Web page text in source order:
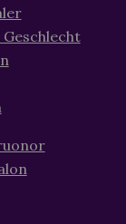
Geschlecht